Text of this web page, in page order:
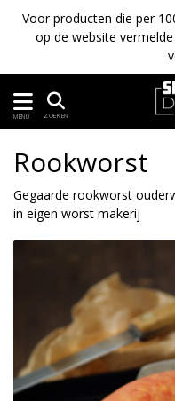
Voor producten die per
op de website
MENU ZOEKEN
Rookworst
Gegaarde rookworst
in eigen worst makerij